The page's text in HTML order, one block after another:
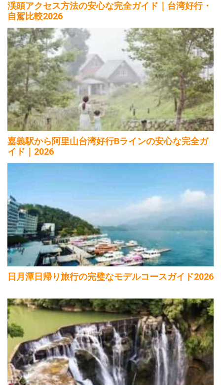
渓頭アクセス方法の安心な完全ガイド｜台湾好行・
自駕比較2026
嘉義駅から阿里山台湾好行Bラインの安心な完全ガ
イド｜2026
日月潭日帰り旅行の完璧なモデルコースガイド2026